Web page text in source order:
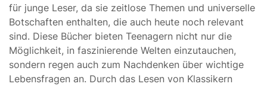
für junge Leser, da sie zeitlose Themen und universelle
Botschaften enthalten, die auch heute noch relevant
sind. Diese Bücher bieten Teenagern nicht nur die
Möglichkeit, in faszinierende Welten einzutauchen,
sondern regen auch zum Nachdenken über wichtige
Lebensfragen an. Durch das Lesen von Klassikern